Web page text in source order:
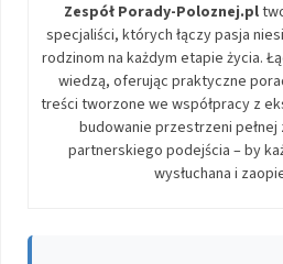
Zespół Porady-Poloznej.pl
specjaliści, których łączy pasja
rodzinom na każdym etapie życia.
wiedzą, oferując praktyczne
treści tworzone we współpracy z
budowanie przestrzeni
partnerskiego podejścia – by
wysłuchana i